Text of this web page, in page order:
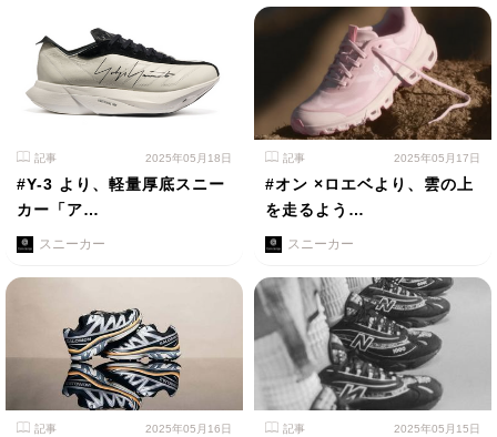
記事 2025年05月18日
#Y-3 より、軽量厚底スニー
カー「ア…
スニーカー
記事 2025年05月17日
#オン ×ロエベより、雲の上
を走るよう…
スニーカー
記事 2025年05月16日 記事 2025年05月15日